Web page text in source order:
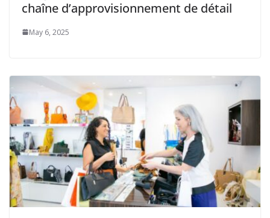
chaîne d’approvisionnement de détail
May 6, 2025